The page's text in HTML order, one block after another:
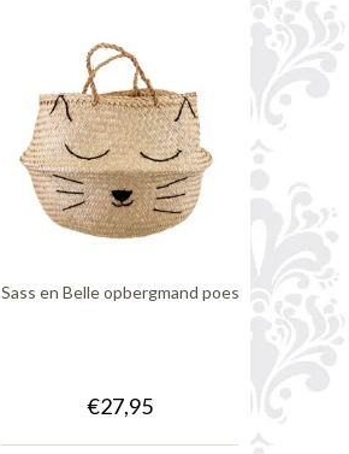
Sass en Belle opbergmand poes
€27,95
Tapis